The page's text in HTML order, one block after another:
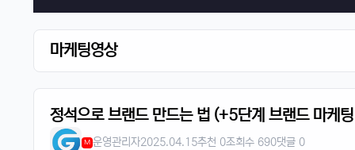
마케팅영상
정석으로 브랜드 만드는 법 (+5단계 브랜드 마케
M 운영관리자2025.04.15추천 0조회수 690댓글 0